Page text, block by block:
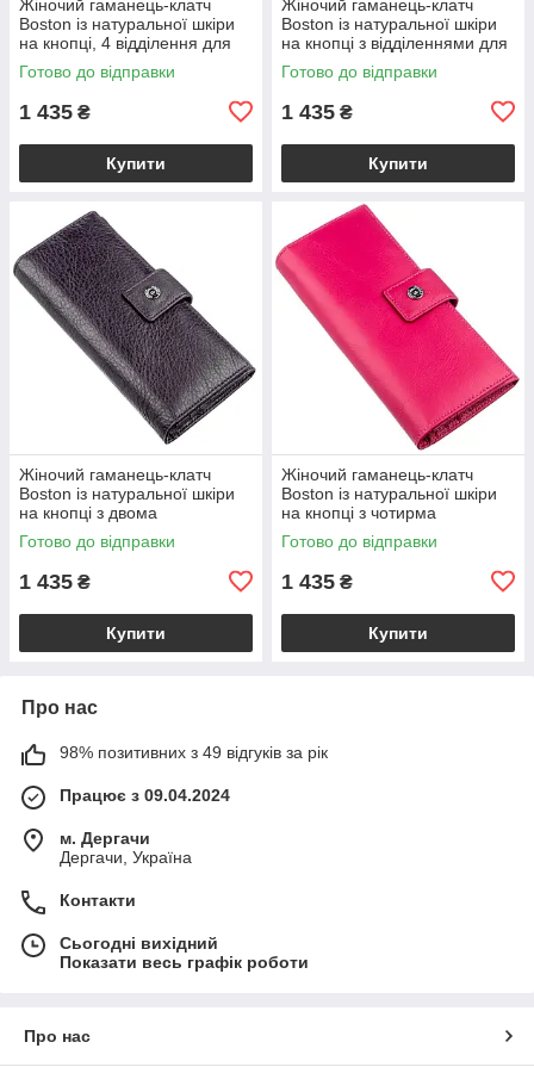
Жіночий гаманець-клатч
Boston із натуральної шкіри
на кнопці, 4 відділення для
купюр і 14 для карток, сіро-
блакитний VL18844
Готово до відправки
1 435 ₴
Купити
Жіночий гаманець-клатч
Boston із натуральної шкіри
на кнопці з відділеннями для
документів, блакитний
VL18845
Готово до відправки
1 435 ₴
Купити
Жіночий гаманець-клатч
Boston із натуральної шкіри
на кнопці з двома
відділеннями на блискавці,
фіолетово-сірий VL18846
Готово до відправки
1 435 ₴
Купити
Жіночий гаманець-клатч
Boston із натуральної шкіри
на кнопці з чотирма
відділеннями для купюр,
рожевий VL18847
Готово до відправки
1 435 ₴
Купити
Про нас
98% позитивних з 49 відгуків за рік
Працює з 09.04.2024
м. Дергачи
Дергачи, Україна
Контакти
Сьогодні вихідний
Показати весь графік роботи
Про нас